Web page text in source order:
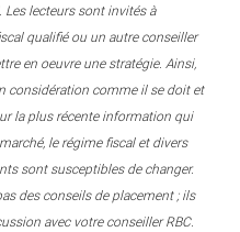
lecteurs sont invités à
qualifié ou un autre conseiller
en oeuvre une stratégie. Ainsi,
considération comme il se doit et
la plus récente information qui
le régime fiscal et divers
sont susceptibles de changer.
des conseils de placement ; ils
avec votre conseiller RBC.